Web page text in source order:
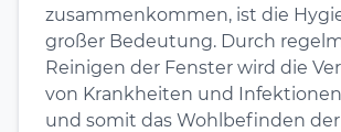
zusammenkommen, ist die
großer Bedeutung. Durch
Reinigen der Fenster wird die
von Krankheiten und
und somit das Wohlbefinden